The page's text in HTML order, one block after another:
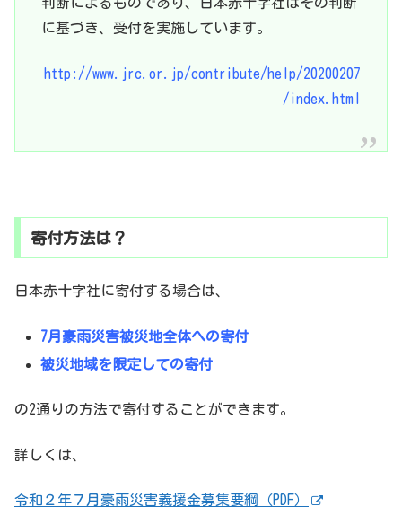
に基づき、受付を実施しています。
http://www.jrc.or.jp/contribute/help/20200207
/index.html
寄付方法は？
日本赤十字社に寄付する場合は、
7月豪雨災害被災地全体への寄付
被災地域を限定しての寄付
の2通りの方法で寄付することができます。
詳しくは、
令和２年７月豪雨災害義援金募集要綱（PDF）